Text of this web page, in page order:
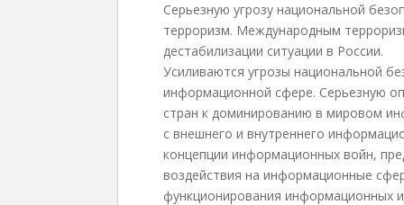
Серьезную угрозу национальной
терроризм. Международным
дестабилизации ситуации в России.
Усиливаются угрозы национальной
информационной сфере. Серьезную
стран к доминированию в мировом
с внешнего и внутреннего
концепции информационных войн,
воздействия на информационные
функционирования информационных